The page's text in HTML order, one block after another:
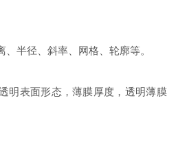
半径、斜率、网格、轮廓等。
表面形态，薄膜厚度，透明薄膜